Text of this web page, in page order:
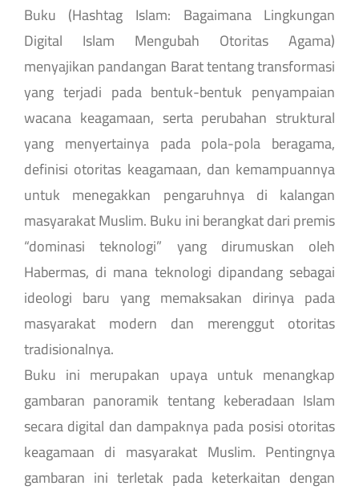
Buku (Hashtag Islam: Bagaimana Lingkungan
Digital Islam Mengubah Otoritas Agama)
menyajikan pandangan Barat tentang transformasi
yang terjadi pada bentuk-bentuk penyampaian
wacana keagamaan, serta perubahan struktural
yang menyertainya pada pola-pola beragama,
definisi otoritas keagamaan, dan kemampuannya
untuk menegakkan pengaruhnya di kalangan
masyarakat Muslim. Buku ini berangkat dari premis
“dominasi teknologi” yang dirumuskan oleh
Habermas, di mana teknologi dipandang sebagai
ideologi baru yang memaksakan dirinya pada
masyarakat modern dan merenggut otoritas
tradisionalnya.
Buku ini merupakan upaya untuk menangkap
gambaran panoramik tentang keberadaan Islam
secara digital dan dampaknya pada posisi otoritas
keagamaan di masyarakat Muslim. Pentingnya
gambaran ini terletak pada keterkaitan dengan